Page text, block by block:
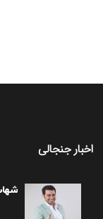
اخبار جنجالی